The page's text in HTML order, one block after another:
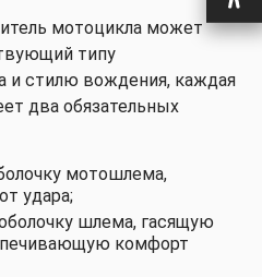
мотоцикла может
типу
и стилю вождения, каждая
два обязательных
мотошлема,
удара;
шлема, гасящую
комфорт